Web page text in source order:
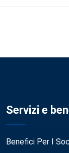
Servizi e
Benefici Per I